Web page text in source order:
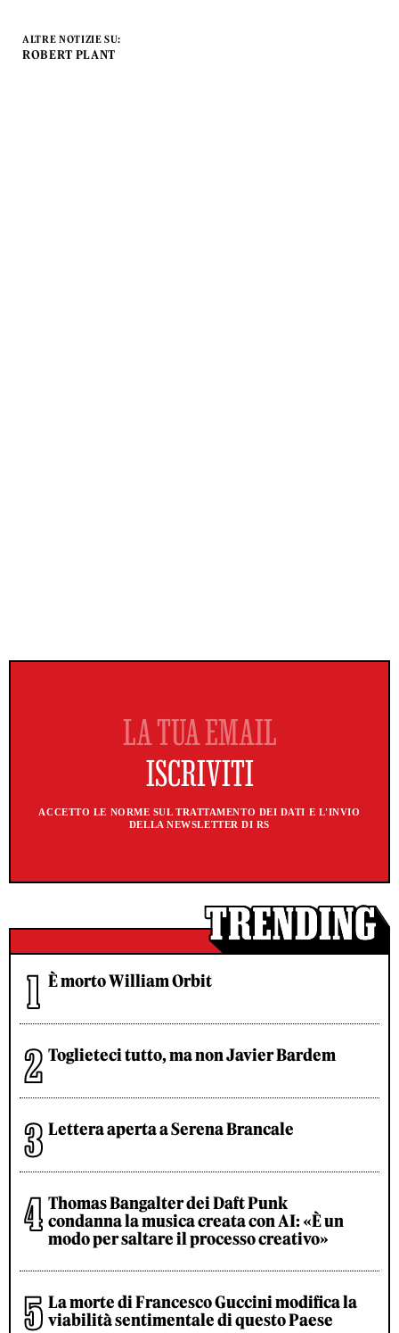
ALTRE NOTIZIE SU:
ROBERT PLANT
ACCETTO LE NORME SUL TRATTAMENTO DEI DATI E L'INVIO
DELLA NEWSLETTER DI RS
È morto William Orbit
Toglieteci tutto, ma non Javier Bardem
Lettera aperta a Serena Brancale
Thomas Bangalter dei Daft Punk
condanna la musica creata con AI: «È un
modo per saltare il processo creativo»
La morte di Francesco Guccini modifica la
viabilità sentimentale di questo Paese